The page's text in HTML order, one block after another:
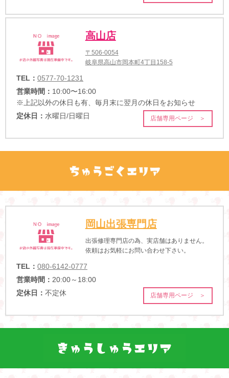
高山店
〒506-0054
岐阜県高山市岡本町4丁目158-5
TEL： 0577-70-1231
営業時間： 10:00〜16:00
※上記以外の休日も有、毎月末に翌月の休日をお知らせ
定休日： 水曜日/日曜日 店舗専用ページ ＞
岡山出張専門店
出張修理専門店の為、実店舗はありません。
依頼はお気軽にお問い合わせ下さい。
TEL： 080-6142-0777
営業時間： 20:00～18:00
定休日： 不定休 店舗専用ページ ＞